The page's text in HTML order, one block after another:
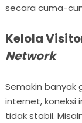
secara cuma-
Kelola
Network
Semakin banyak
internet, koneksi
tidak stabil.